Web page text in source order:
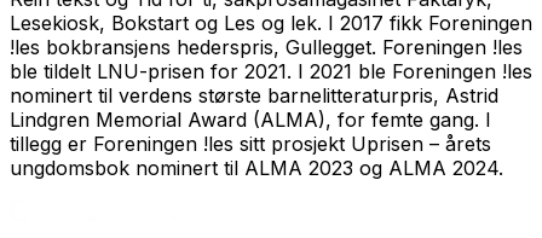
Lesekiosk, Bokstart og Les og lek. I 2017 fikk Foreningen
!les bokbransjens hederspris, Gullegget. Foreningen !les
ble tildelt LNU-prisen for 2021. I 2021 ble Foreningen !les
nominert til verdens største barnelitteraturpris, Astrid
Lindgren Memorial Award (ALMA), for femte gang. I
tillegg er Foreningen !les sitt prosjekt Uprisen – årets
ungdomsbok nominert til ALMA 2023 og ALMA 2024.